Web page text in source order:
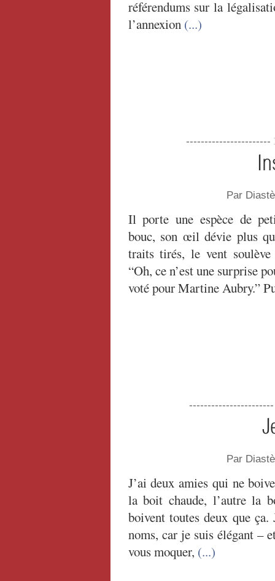
référendums sur la
l’annexion (...)
-----------------------
Par
Il porte une espèce de
bouc, son œil dévie plus
traits tirés, le vent
“Oh, ce n’est une surprise
voté pour Martine Aubry.”
Par
J’ai deux amies qui ne
la boit chaude, l’autre la
boivent toutes deux que ça.
noms, car je suis élégant –
vous moquer, (...)